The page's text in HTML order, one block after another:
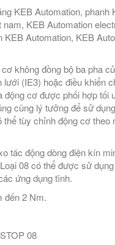
KEB Automation,
KEB Automation
KEB Automation, KEB
không đồng bộ ba pha
(IE3) hoặc điều khiển
động cơ được phối hợp
cũng lý tưởng để sử
tùy chỉnh động cơ
tác động dòng điện kín
08 có thể được sử
ứng dụng tĩnh.
đến 2 Nm.
08